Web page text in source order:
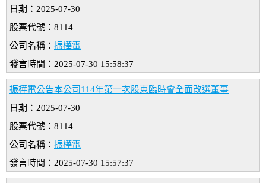
日期：2025-07-30
股票代號：8114
公司名稱： 振樺電
發言時間：2025-07-30 15:58:37
振樺電公告本公司114年第一次股東臨時會全面改選董事
日期：2025-07-30
股票代號：8114
公司名稱： 振樺電
發言時間：2025-07-30 15:57:37